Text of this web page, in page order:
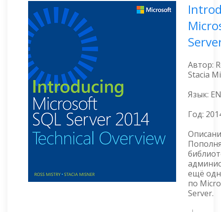
Автор:
Stacia
Язык: EN
Год:
ещё
по
Server.